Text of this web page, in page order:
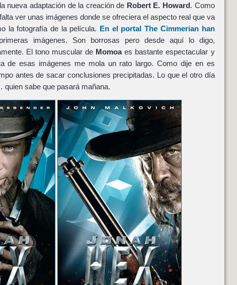
nueva adaptación de la creación de Robert E. Howard. Como
ver unas imágenes donde se ofreciera el aspecto real que va
la fotografía de la película. En el portal The Cimmerian han
imágenes. Son borrosas pero desde aquí lo digo,
El tono muscular de Momoaes bastante espectacular y
de esas imágenes me mola un rato largo. Como dije en es
antes de sacar conclusiones precipitadas. Lo que el otro día
sabe que pasará mañana.